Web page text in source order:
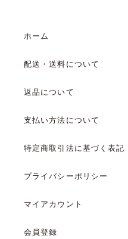
ホーム
配送・送料について
返品について
支払い方法について
特定商取引法に基づく表記
プライバシーポリシー
マイアカウント
会員登録